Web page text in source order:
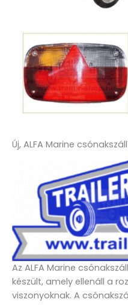
Új, ALFA Marine
Az ALFA Marine
készült, amely ellenáll a
viszonyoknak. A